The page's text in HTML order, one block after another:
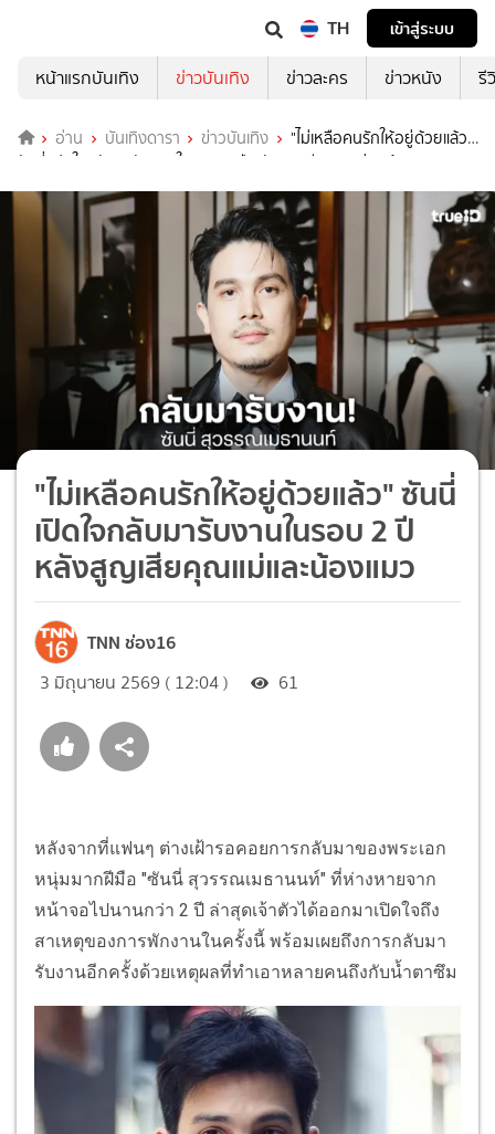
TH
เข้าสู่ระบบ
หน้าแรกบันเทิง
ข่าวบันเทิง ข่าวละคร ข่าวหนัง รี
อ่าน บันเทิงดารา ข่าวบันเทิง
"ไม่เหลือคนรักให้อยู่ด้วยแล้ว"
ซันนี่ เปิดใจกลับมารับงานในรอบ 2 ปี หลังสูญเสียคุณแม่และน้องแมว
"ไม่เหลือคนรักให้อยู่ด้วยแล้ว" ซันนี่
เปิดใจกลับมารับงานในรอบ 2 ปี
หลังสูญเสียคุณแม่และน้องแมว
TNN ช่อง16
3 มิถุนายน 2569 ( 12:04 ) 61
หลังจากที่แฟนๆ ต่างเฝ้ารอคอยการกลับมาของพระเอก
หนุ่มมากฝีมือ "ซันนี่ สุวรรณเมธานนท์" ที่ห่างหายจาก
หน้าจอไปนานกว่า 2 ปี ล่าสุดเจ้าตัวได้ออกมาเปิดใจถึง
สาเหตุของการพักงานในครั้งนี้ พร้อมเผยถึงการกลับมา
รับงานอีกครั้งด้วยเหตุผลที่ทำเอาหลายคนถึงกับน้ำตาซึม